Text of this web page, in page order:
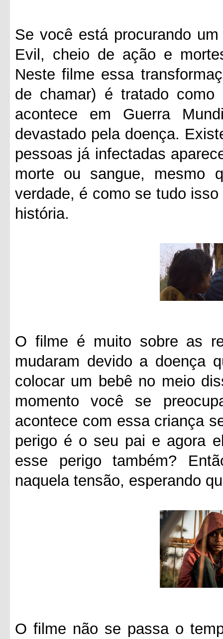
Se você está procurando
Evil, cheio de ação e
Neste filme essa
de chamar) é tratado como
acontece em Guerra
devastado pela doença.
pessoas já infectadas
morte ou sangue, mesmo
verdade, é como se tudo
história.
O filme é muito sobre as
mudaram devido a doença
colocar um bebê no meio
momento você se
acontece com essa criança
perigo é o seu pai e agora
esse perigo também?
naquela tensão, esperando
O filme não se passa o